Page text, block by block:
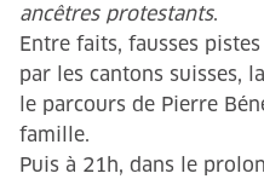
ancêtres protestants.
Entre faits, fausses
par les cantons suisses,
le parcours de Pierre
famille.
Puis à 21h, dans le